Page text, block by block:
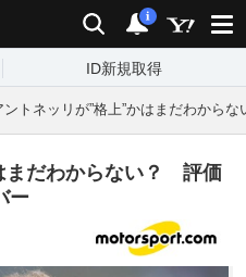
検索 通知
i
ID新規取得
ントネッリが”格上”かはまだわから
まだわからない？ 評価
ー